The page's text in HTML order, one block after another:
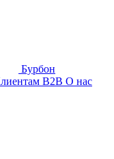
Бурбон
B2B О нас